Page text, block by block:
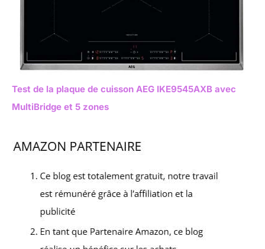
Test de la plaque de cuisson AEG IKE9545AXB avec
MultiBridge et 5 zones